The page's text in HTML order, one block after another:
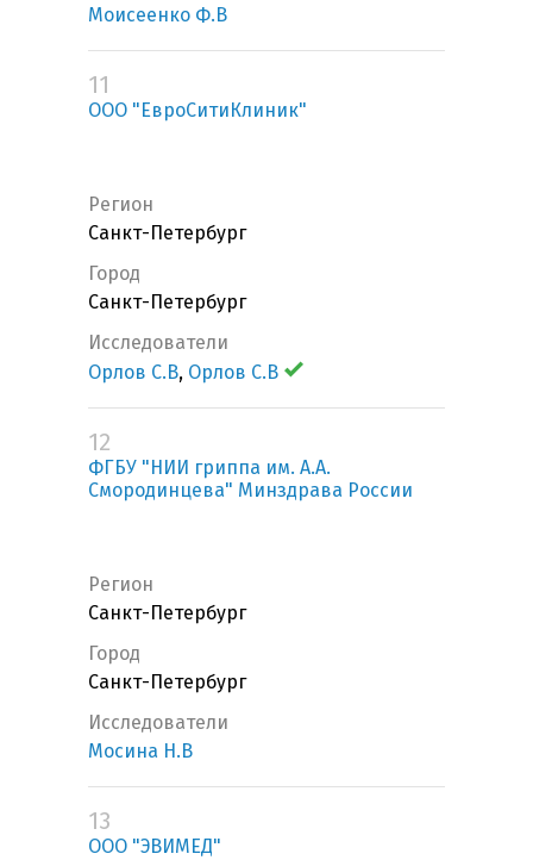
Моисеенко Ф.В
11
ООО "ЕвроСитиКлиник"
Регион
Санкт-Петербург
Город
Санкт-Петербург
Исследователи
Орлов С.В, Орлов С.В
12
ФГБУ "НИИ гриппа им. А.А.
Смородинцева" Минздрава России
Регион
Санкт-Петербург
Город
Санкт-Петербург
Исследователи
Мосина Н.В
13
ООО "ЭВИМЕД"